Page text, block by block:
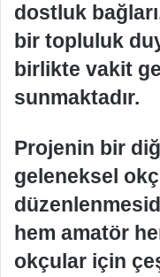
dostluk
bir topluluk
birlikte vakit
sunmaktadır.
Projenin bir
geleneksel
hem amatör
okçular için